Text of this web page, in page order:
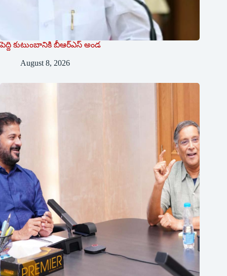
పెద్ది కుటుంబానికి బీఆర్ఎస్ అండ
August 8, 2026